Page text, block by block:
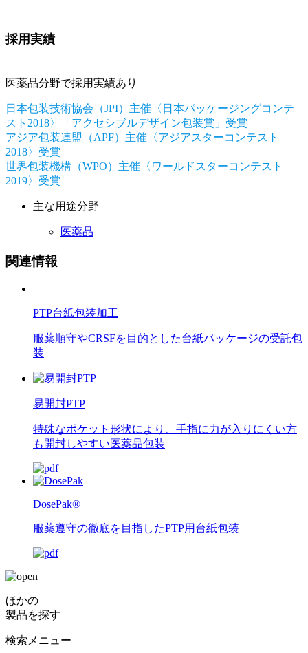
採用実績
医薬品分野で採用実績あり
日本包装技術協会（JPI）主催〈日本パッケージングコンテ
スト2018〉「アクセシブルデザイン包装賞」受賞
アジア包装連盟（APF）主催〈アジアスターコンテスト
2018〉受賞
世界包装機構（WPO）主催〈ワールドスターコンテスト
2019〉受賞
主な用途分野
医薬品
関連情報
PTP台紙包装加工
服薬順守やCRSFを目的とした台紙パッケージの受託包
装
易開封PTP
特殊なポケット形状により、手指に力が入りにくい方
も開封しやすい医薬品包装
DosePak®
服薬遵守の徹底を目指したPTP用台紙包装
ほかの
製品を探す
検索メニュー